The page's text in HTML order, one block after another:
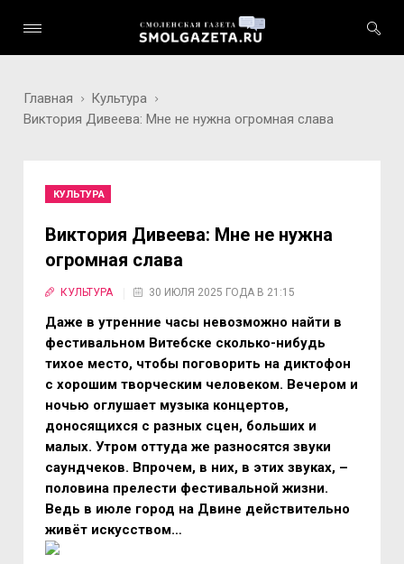
Главная
Культура
Виктория Дивеева: Мне не нужна огромная слава
КУЛЬТУРА
Виктория Дивеева: Мне не нужна
огромная слава
КУЛЬТУРА 30 ИЮЛЯ 2025 ГОДА В 21:15
Даже в утренние часы невозможно найти в
фестивальном Витебске сколько-нибудь
тихое место, чтобы поговорить на диктофон
с хорошим творческим человеком. Вечером и
ночью оглушает музыка концертов,
доносящихся с разных сцен, больших и
малых. Утром оттуда же разносятся звуки
саундчеков. Впрочем, в них, в этих звуках, –
половина прелести фестивальной жизни.
Ведь в июле город на Двине действительно
живёт искусством…